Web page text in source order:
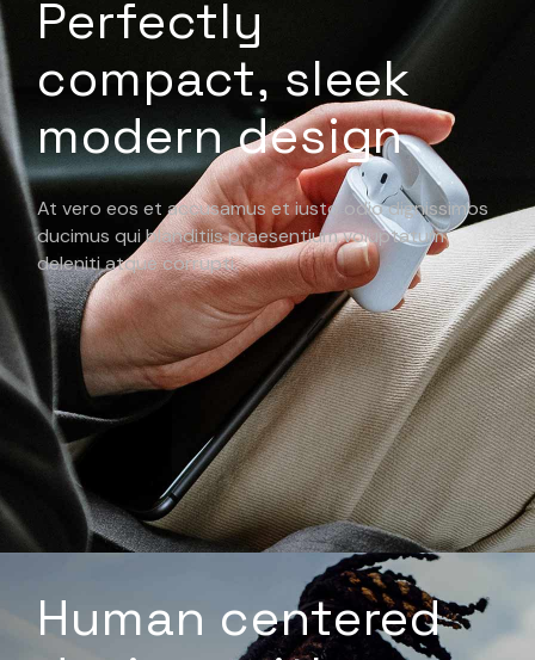
Perfectly
compact, sleek
modern design
At vero eos et accusamus et iusto odio dignissimos
ducimus qui blanditiis praesentium voluptatum
deleniti atque corrupti.
Human centered